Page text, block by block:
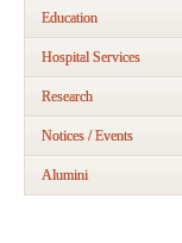
Education
Hospital Services
Research
Notices / Events
Alumini